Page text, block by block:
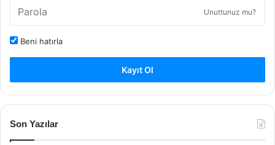
Unuttunuz mu?
Beni hatırla
Kayıt Ol
Son Yazılar